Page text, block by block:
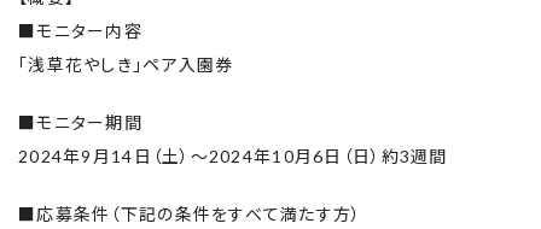
■モニター内容
「浅草花やしき」ペア入園券
■モニター期間
2024年9月14日（土）～2024年10月6日（日）約3週間
■応募条件（下記の条件をすべて満たす方）